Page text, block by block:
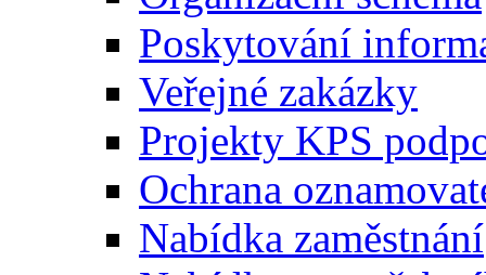
Poskytování
Veřejné zakázky
Projekty KPS
Ochrana
Nabídka zaměstnání